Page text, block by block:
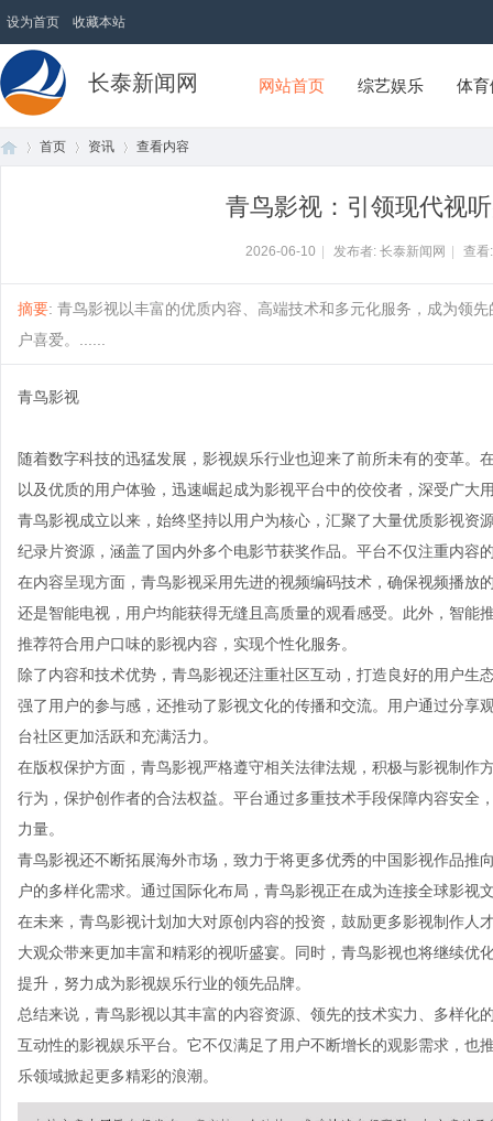
设为首页 收藏本站
长泰新闻网 网站首页 综艺娱乐 体
首页 资讯 查看内容
青鸟影视：引领现代视
2026-06-10 发布者: 长泰新闻网 查
摘要: 青鸟影视以丰富的优质内容、高端技术和多元化服务，成为领
户喜爱。......
青鸟影视
随着数字科技的迅猛发展，影视娱乐行业也迎来了前所未有的变革
以及优质的用户体验，迅速崛起成为影视平台中的佼佼者，深受广大
青鸟影视成立以来，始终坚持以用户为核心，汇聚了大量优质影视资
纪录片资源，涵盖了国内外多个电影节获奖作品。平台不仅注重内容
在内容呈现方面，青鸟影视采用先进的视频编码技术，确保视频播放
还是智能电视，用户均能获得无缝且高质量的观看感受。此外，智能
推荐符合用户口味的影视内容，实现个性化服务。
除了内容和技术优势，青鸟影视还注重社区互动，打造良好的用户
强了用户的参与感，还推动了影视文化的传播和交流。用户通过分享
台社区更加活跃和充满活力。
在版权保护方面，青鸟影视严格遵守相关法律法规，积极与影视制作
行为，保护创作者的合法权益。平台通过多重技术手段保障内容安全
力量。
青鸟影视还不断拓展海外市场，致力于将更多优秀的中国影视作品推
户的多样化需求。通过国际化布局，青鸟影视正在成为连接全球影视
在未来，青鸟影视计划加大对原创内容的投资，鼓励更多影视制作人
大观众带来更加丰富和精彩的视听盛宴。同时，青鸟影视也将继续
提升，努力成为影视娱乐行业的领先品牌。
总结来说，青鸟影视以其丰富的内容资源、领先的技术实力、多样
互动性的影视娱乐平台。它不仅满足了用户不断增长的观影需求，也
乐领域掀起更多精彩的浪潮。